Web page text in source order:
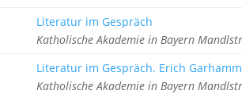
Literatur im Gespräch
Katholische Akademie in Bayern
Literatur im Gespräch. Erich
Katholische Akademie in Bayern